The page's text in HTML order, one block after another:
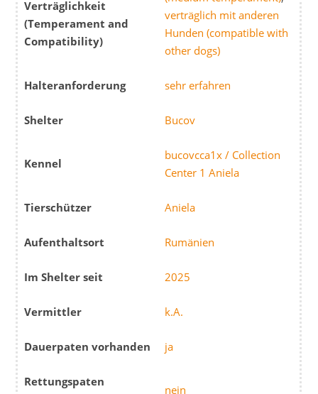
Verträglichkeit
(Temperament and
Compatibility)
verträglich mit anderen
Hunden (compatible with
other dogs)
Halteranforderung sehr erfahren
Shelter Bucov
Kennel
bucovcca1x / Collection
Center 1 Aniela
Tierschützer Aniela
Aufenthaltsort Rumänien
Im Shelter seit 2025
Vermittler k.A.
Dauerpaten vorhanden ja
Rettungspaten
nein